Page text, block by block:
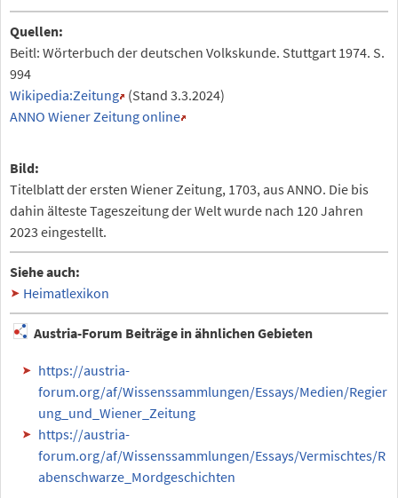
Quellen:
Beitl: Wörterbuch der deutschen Volkskunde. Stuttgart 1974. S.
994
Wikipedia:Zeitung (Stand 3.3.2024)
ANNO Wiener Zeitung online
Bild:
Titelblatt der ersten Wiener Zeitung, 1703, aus ANNO. Die bis
dahin älteste Tageszeitung der Welt wurde nach 120 Jahren
2023 eingestellt.
Siehe auch:
Heimatlexikon
Austria-Forum Beiträge in ähnlichen Gebieten
https://austria-
forum.org/af/Wissenssammlungen/Essays/Medien/Regier
ung_und_Wiener_Zeitung
https://austria-
forum.org/af/Wissenssammlungen/Essays/Vermischtes/R
abenschwarze_Mordgeschichten